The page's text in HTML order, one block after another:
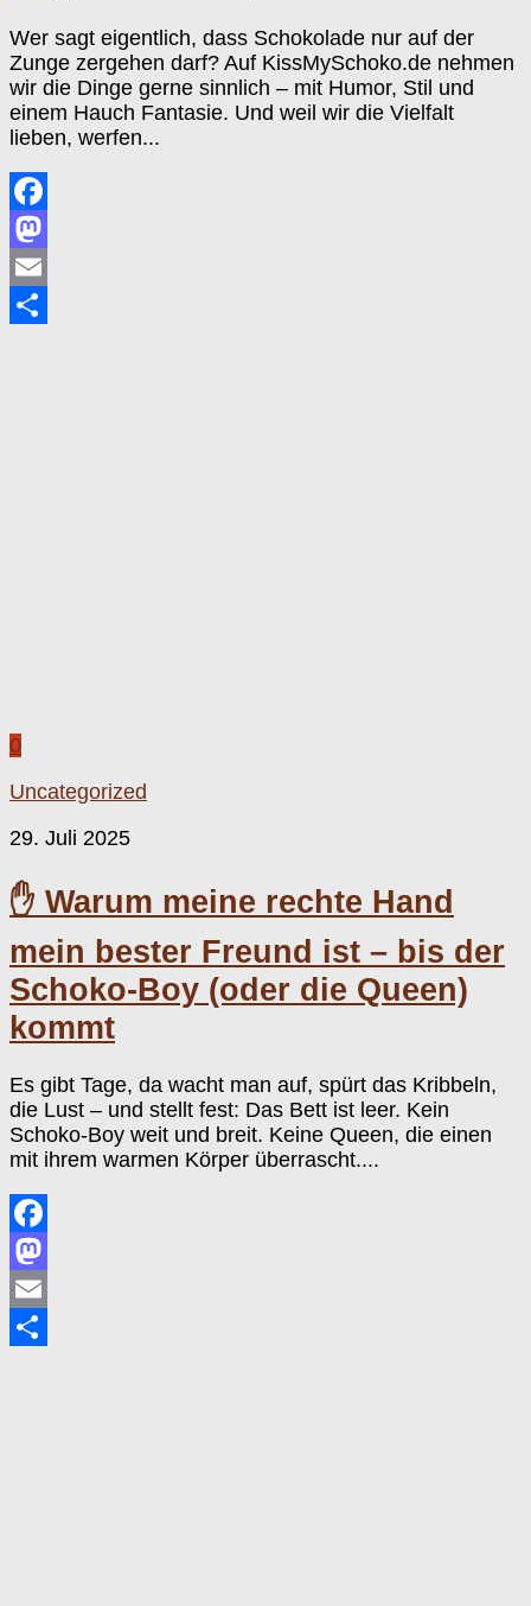
Wer sagt eigentlich, dass Schokolade nur auf der
Zunge zergehen darf? Auf KissMySchoko.de nehmen
wir die Dinge gerne sinnlich – mit Humor, Stil und
einem Hauch Fantasie. Und weil wir die Vielfalt
lieben, werfen...
Facebook
Mastodon
Email
0
Uncategorized
29. Juli 2025
✋ Warum meine rechte Hand
mein bester Freund ist – bis der
Schoko-Boy (oder die Queen)
kommt
Es gibt Tage, da wacht man auf, spürt das Kribbeln,
die Lust – und stellt fest: Das Bett ist leer. Kein
Schoko-Boy weit und breit. Keine Queen, die einen
mit ihrem warmen Körper überrascht....
Facebook
Mastodon
Email